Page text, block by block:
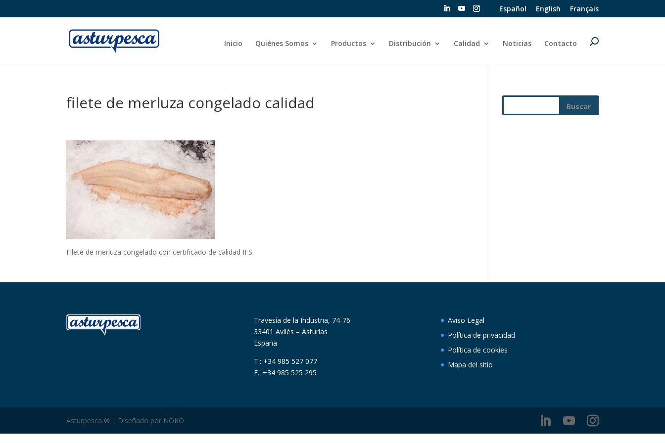
Español English Français
Inicio Quiénes Somos Productos Distribución Calidad Noticias Contacto
filete de merluza congelado calidad
Filete de merluza congelado con certificado de calidad IFS.
Travesía de la Industria, 74-76
33401 Avilés – Asturias
España
T.: +34 985 527 077
F.: +34 985 525 295
Aviso Legal
Política de privacidad
Política de cookies
Mapa del sitio
Asturpesca ® | Diseñado por NOKO